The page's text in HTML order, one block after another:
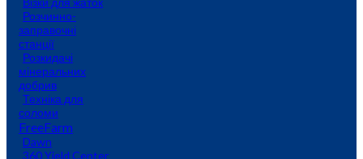
Розчинно-
заправочні
станції
Розкидачі
мінеральних
добрив
Техніка для
соломи
FreeFarm
Dawn
360 Yield Center